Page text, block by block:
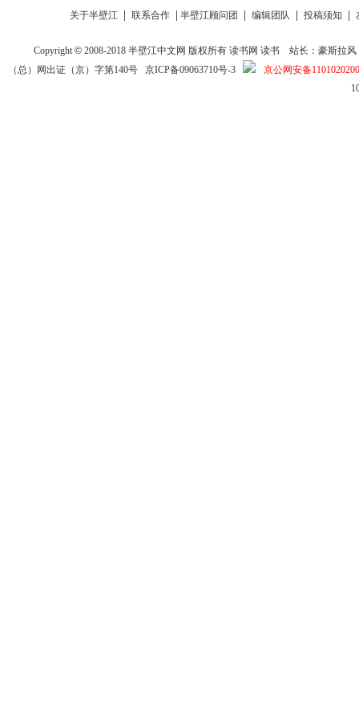
关于半壁江 联系合作 半壁江顾问团 编辑团队 投稿须知
Copyright © 2008-2018半壁江中文网 版权所有读书网 读书
站长：豪斯拉风
（总）网出证（京）字第140号 京ICP备09063710号-3
京公网安备